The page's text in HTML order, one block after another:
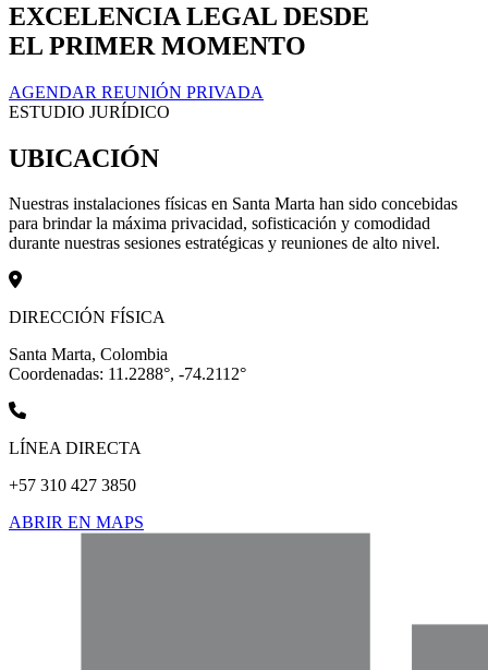
EXCELENCIA LEGAL DESDE
EL PRIMER MOMENTO
AGENDAR REUNIÓN PRIVADA
ESTUDIO JURÍDICO
UBICACIÓN
Nuestras instalaciones físicas en Santa Marta han sido concebidas
para brindar la máxima privacidad, sofisticación y comodidad
durante nuestras sesiones estratégicas y reuniones de alto nivel.
DIRECCIÓN FÍSICA
Santa Marta, Colombia
Coordenadas: 11.2288°, -74.2112°
LÍNEA DIRECTA
+57 310 427 3850
ABRIR EN MAPS